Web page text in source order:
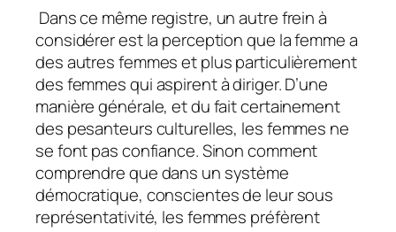
Dans ce même registre, un autre frein à
considérer est la perception que la femme a
des autres femmes et plus particulièrement
des femmes qui aspirent à diriger. D’une
manière générale, et du fait certainement
des pesanteurs culturelles, les femmes ne
se font pas confiance. Sinon comment
comprendre que dans un système
démocratique, conscientes de leur sous
représentativité, les femmes préfèrent